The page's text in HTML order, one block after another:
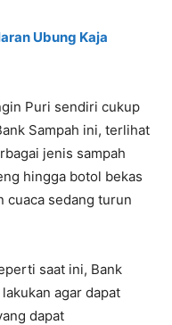
Ubung Kaja
Puri sendiri cukup
Sampah ini, terlihat
jenis sampah
hingga botol bekas
cuaca sedang turun
saat ini, Bank
agar dapat
dapat